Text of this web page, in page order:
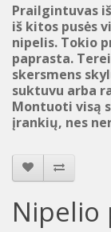
Prailgintuvas
iš kitos pusės
nipelis. Tokio
paprasta.
skersmens
suktuvu arba
Montuoti visą
įrankių, nes
Nipelio